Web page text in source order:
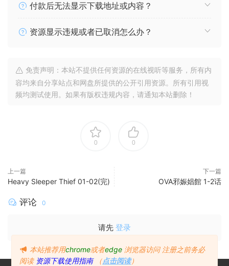
付款后无法显示下载地址或内容？
资源显示违规或者已取消怎么办？
免责声明：本站不提供任何资源的在线视听等服务，所有内
容均来自分享站点和网盘所提供的公开引用资源。所有引用视
频均测试使用。如果有版权违规内容，请通知本站删除！
0 0
上一篇
Heavy Sleeper Thief 01-02(完)
下一篇
OVA邪娠娼館 1-2话
评论 0
请先 登录
本站推荐用chrome或者edge 浏览器访问 注册之前务必
阅读 资源下载使用指南 （点击阅读）